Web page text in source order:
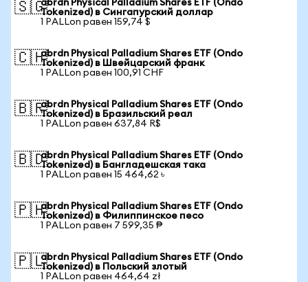
🇸🇬abrdn Physical Palladium Shares ETF (Ondo
Tokenized) в Сингапурский доллар
1 PALLon равен 159,74 $
🇨🇭abrdn Physical Palladium Shares ETF (Ondo
Tokenized) в Швейцарский франк
1 PALLon равен 100,91 CHF
🇧🇷abrdn Physical Palladium Shares ETF (Ondo
Tokenized) в Бразильский реал
1 PALLon равен 637,84 R$
🇧🇩abrdn Physical Palladium Shares ETF (Ondo
Tokenized) в Бангладешская така
1 PALLon равен 15 464,62 ৳
🇵🇭abrdn Physical Palladium Shares ETF (Ondo
Tokenized) в Филиппинское песо
1 PALLon равен 7 599,35 ₱
🇵🇱abrdn Physical Palladium Shares ETF (Ondo
Tokenized) в Польский злотый
1 PALLon равен 464,64 zł